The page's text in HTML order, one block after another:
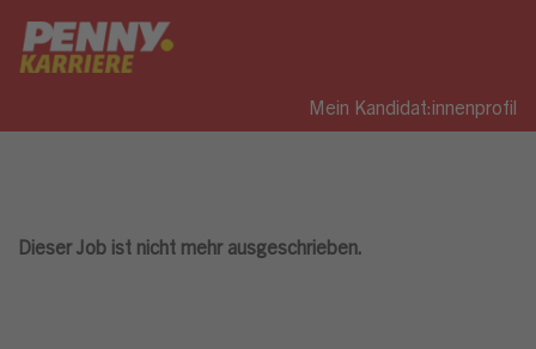
Mein Kandidat:innenprofil
Dieser Job ist nicht mehr ausgeschrieben.